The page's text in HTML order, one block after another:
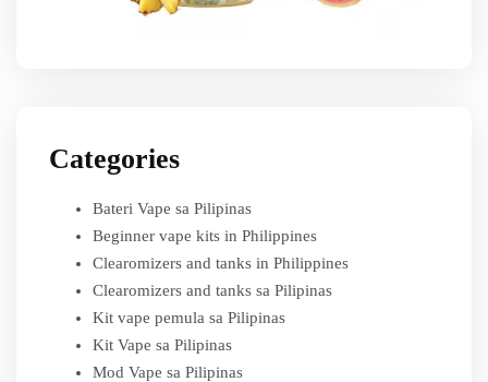
Categories
Bateri Vape sa Pilipinas
Beginner vape kits in Philippines
Clearomizers and tanks in Philippines
Clearomizers and tanks sa Pilipinas
Kit vape pemula sa Pilipinas
Kit Vape sa Pilipinas
Mod Vape sa Pilipinas